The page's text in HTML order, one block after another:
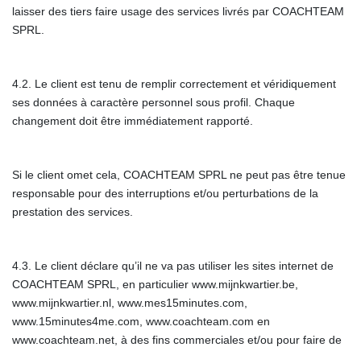
laisser des tiers faire usage des services livrés par COACHTEAM
SPRL.
4.2. Le client est tenu de remplir correctement et véridiquement
ses données à caractère personnel sous profil. Chaque
changement doit être immédiatement rapporté.
Si le client omet cela, COACHTEAM SPRL ne peut pas être tenue
responsable pour des interruptions et/ou perturbations de la
prestation des services.
4.3. Le client déclare qu’il ne va pas utiliser les sites internet de
COACHTEAM SPRL, en particulier www.mijnkwartier.be,
www.mijnkwartier.nl, www.mes15minutes.com,
www.15minutes4me.com, www.coachteam.com en
www.coachteam.net, à des fins commerciales et/ou pour faire de